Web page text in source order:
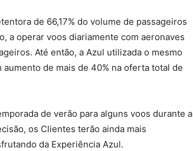
de 66,17% do volume de passageiros
a operar voos diariamente com aeronaves
Até então, a Azul utilizada o mesmo
de mais de 40% na oferta total de
de verão para alguns voos durante a
os Clientes terão ainda mais
da Experiência Azul.